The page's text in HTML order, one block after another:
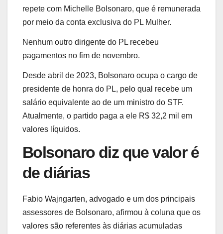
repete com Michelle Bolsonaro, que é remunerada
por meio da conta exclusiva do PL Mulher.
Nenhum outro dirigente do PL recebeu
pagamentos no fim de novembro.
Desde abril de 2023, Bolsonaro ocupa o cargo de
presidente de honra do PL, pelo qual recebe um
salário equivalente ao de um ministro do STF.
Atualmente, o partido paga a ele R$ 32,2 mil em
valores líquidos.
Bolsonaro diz que valor é
de diárias
Fabio Wajngarten, advogado e um dos principais
assessores de Bolsonaro, afirmou à coluna que os
valores são referentes às diárias acumuladas